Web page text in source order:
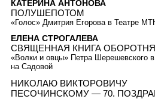
КАТЕРИНА АНТОНОВА
ПОЛУШЕПОТОМ
«Голос» Дмитрия Егорова в Театре
ЕЛЕНА СТРОГАЛЕВА
СВЯЩЕННАЯ КНИГА ОБОРОТНЯ
«Волки и овцы» Петра Шерешевского в
на Садовой
НИКОЛАЮ ВИКТОРОВИЧУ
ПЕСОЧИНСКОМУ — 70.